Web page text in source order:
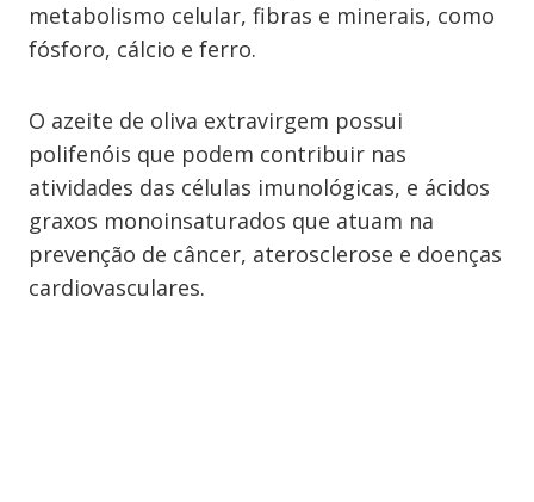
metabolismo celular, fibras e minerais, como
fósforo, cálcio e ferro.
O azeite de oliva extravirgem possui
polifenóis que podem contribuir nas
atividades das células imunológicas, e ácidos
graxos monoinsaturados que atuam na
prevenção de câncer, aterosclerose e doenças
cardiovasculares.